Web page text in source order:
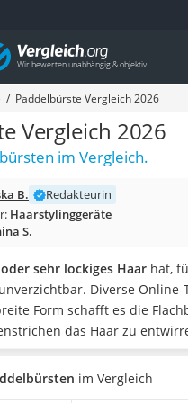
nach Kategorie
Paddelbürste Vergleich 2026
Vergleich 2026
im Vergleich.
B.
Redakteurin
Haarstylinggeräte
S.
sehr lockiges Haar hat,
Diverse Online-
Form schafft es die
das Haar zu
gleiten. Vor allem
Ergebnis. Während
im Vergleich